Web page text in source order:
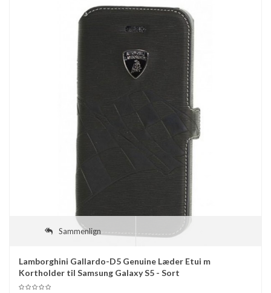
Sammenlign
Lamborghini Gallardo-D5 Genuine Læder Etui m
Kortholder til Samsung Galaxy S5 - Sort